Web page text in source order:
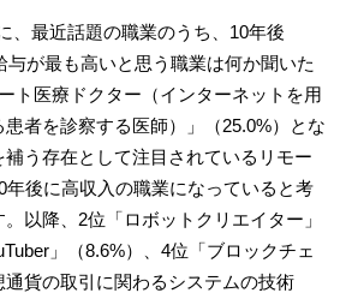
、最近話題の職業のうち、10年後
与が最も高いと思う職業は何か聞いた
ト医療ドクター（インターネットを用
者を診察する医師）」（25.0%）とな
補う存在として注目されているリモー
年後に高収入の職業になっていると考
以降、2位「ロボットクリエイター」
」（8.6%）、4位「ブロックチェ
貨の取引に関わるシステムの技術